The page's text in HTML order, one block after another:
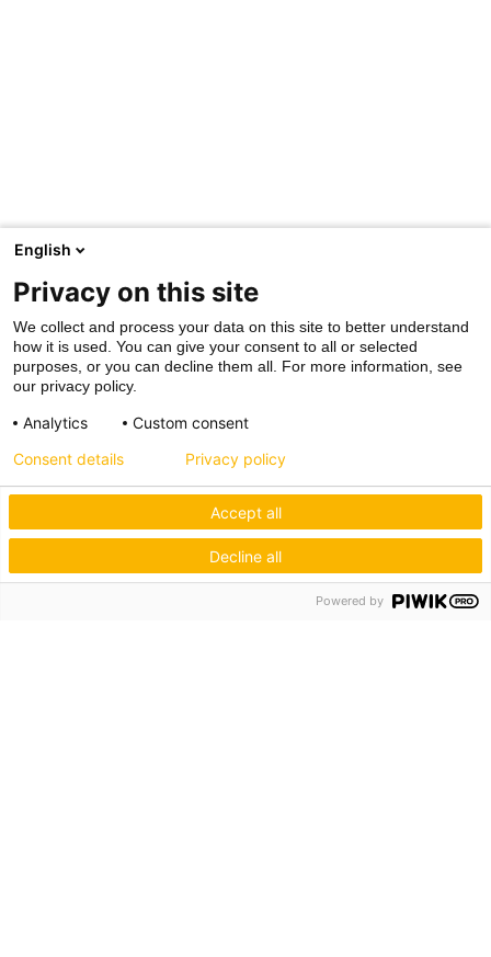
English
Privacy on this site
We collect and process your data on this site to better understand
how it is used. You can give your consent to all or selected
purposes, or you can decline them all. For more information, see
our privacy policy.
Analytics Custom consent
Accept all
Decline all
Consent details Privacy policy
Powered by